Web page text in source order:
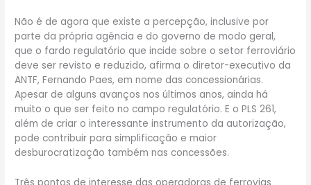
Não é de agora que existe a percepção, inclusive por
parte da própria agência e do governo de modo geral,
que o fardo regulatório que incide sobre o setor ferroviário
deve ser revisto e reduzido, afirma o diretor-executivo da
ANTF, Fernando Paes, em nome das concessionárias.
Apesar de alguns avanços nos últimos anos, ainda há
muito o que ser feito no campo regulatório. E o PLS 261,
além de criar o interessante instrumento da autorização,
pode contribuir para simplificação e maior
desburocratização também nas concessões.